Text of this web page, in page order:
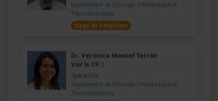
Département de Chirurgie Orthopédique et
Traumatologique
Siège de Pampelune
Dr. Verónica Montiel Terrón
Voir le CV
Spécialiste
Département de Chirurgie Orthopédique et
Traumatologique